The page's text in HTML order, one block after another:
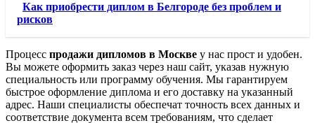
Как приобрести диплом в Белгороде без проблем и
рисков
Процесс продажи дипломов в Москве у нас прост и удобен.
Вы можете оформить заказ через наш сайт, указав нужную
специальность или программу обучения. Мы гарантируем
быстрое оформление диплома и его доставку на указанный
адрес. Наши специалисты обеспечат точность всех данных и
соответствие документа всем требованиям, что сделает